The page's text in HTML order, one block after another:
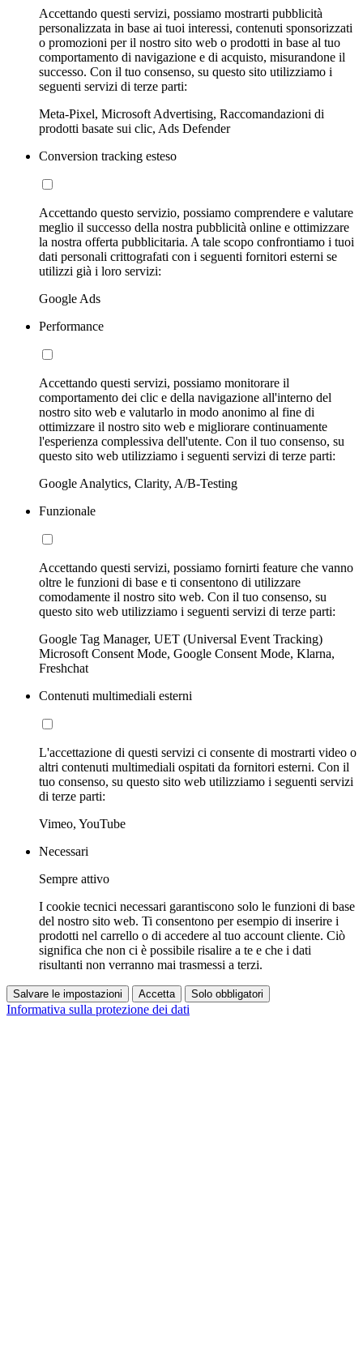
Accettando questi servizi, possiamo mostrarti pubblicità
personalizzata in base ai tuoi interessi, contenuti sponsorizzati
o promozioni per il nostro sito web o prodotti in base al tuo
comportamento di navigazione e di acquisto, misurandone il
successo. Con il tuo consenso, su questo sito utilizziamo i
seguenti servizi di terze parti:
Meta-Pixel, Microsoft Advertising, Raccomandazioni di
prodotti basate sui clic, Ads Defender
Conversion tracking esteso
Accettando questo servizio, possiamo comprendere e valutare
meglio il successo della nostra pubblicità online e ottimizzare
la nostra offerta pubblicitaria. A tale scopo confrontiamo i tuoi
dati personali crittografati con i seguenti fornitori esterni se
utilizzi già i loro servizi:
Google Ads
Performance
Accettando questi servizi, possiamo monitorare il
comportamento dei clic e della navigazione all'interno del
nostro sito web e valutarlo in modo anonimo al fine di
ottimizzare il nostro sito web e migliorare continuamente
l'esperienza complessiva dell'utente. Con il tuo consenso, su
questo sito web utilizziamo i seguenti servizi di terze parti:
Google Analytics, Clarity, A/B-Testing
Funzionale
Accettando questi servizi, possiamo fornirti feature che vanno
oltre le funzioni di base e ti consentono di utilizzare
comodamente il nostro sito web. Con il tuo consenso, su
questo sito web utilizziamo i seguenti servizi di terze parti:
Google Tag Manager, UET (Universal Event Tracking)
Microsoft Consent Mode, Google Consent Mode, Klarna,
Freshchat
Contenuti multimediali esterni
L'accettazione di questi servizi ci consente di mostrarti video o
altri contenuti multimediali ospitati da fornitori esterni. Con il
tuo consenso, su questo sito web utilizziamo i seguenti servizi
di terze parti:
Vimeo, YouTube
Necessari
Sempre attivo
I cookie tecnici necessari garantiscono solo le funzioni di base
del nostro sito web. Ti consentono per esempio di inserire i
prodotti nel carrello o di accedere al tuo account cliente. Ciò
significa che non ci è possibile risalire a te e che i dati
risultanti non verranno mai trasmessi a terzi.
Salvare le impostazioni Accetta Solo obbligatori
Informativa sulla protezione dei dati